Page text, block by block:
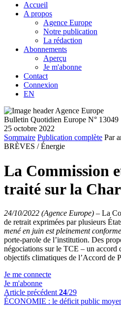
Accueil
A propos
Agence Europe
Notre publication
La rédaction
Abonnements
Aperçu
Je m'abonne
Contact
Connexion
EN
Bulletin Quotidien Europe N° 13049
25 octobre 2022
Sommaire Publication complète Par
BRÈVES / Énergie
La Commission
traité sur la
24/10/2022 (Agence Europe) – La
de retrait exprimées par plusieurs
mené en juin est pleinement
porte-parole de l’institution. Des
négociations sur le TCE – un accord
objectifs climatiques de l’Accord de
Je me connecte
Je m'abonne
Article précédent 24/29
ÉCONOMIE : le déficit public